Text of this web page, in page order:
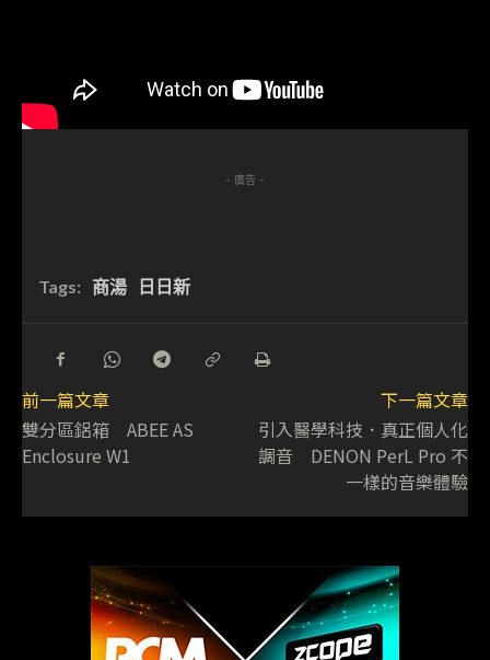
- 廣告 -
Tags: 商湯 日日新
前一篇文章
雙分區鋁箱 ABEE AS
Enclosure W1
下一篇文章
引入醫學科技．真正個人化
調音 DENON PerL Pro 不
一樣的音樂體驗